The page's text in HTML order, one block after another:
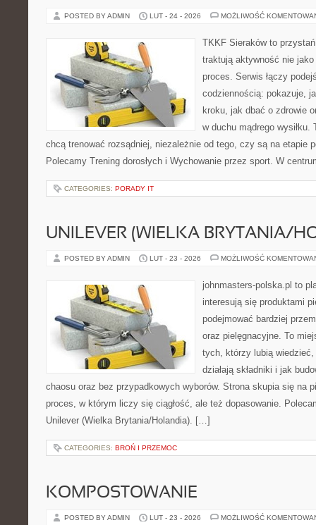
POSTED BY ADMIN LUT - 24 - 2026 MOŻLIWOŚĆ
TKKF Sieraków to
traktują aktywność nie
proces. Serwis łączy
codziennością: pokazuje,
kroku, jak dbać o zdrowie
w duchu mądrego
chcą trenować rozsądniej, niezależnie od tego, czy są na etapie
Polecamy Trening dorosłych i Wychowanie przez sport. W
CATEGORIES: PORADY IT
UNILEVER (WIELKA BRYTANIA/
POSTED BY ADMIN LUT - 23 - 2026 MOŻLIWOŚĆ
johnmasters-polska.pl to
interesują się produktami
podejmować bardziej
oraz pielęgnacyjne. To
tych, którzy lubią wiedzieć,
działają składniki i jak
chaosu oraz bez przypadkowych wyborów. Strona skupia się na
proces, w którym liczy się ciągłość, ale też dopasowanie.
Unilever (Wielka Brytania/Holandia). […]
CATEGORIES: BROŃ I PRZEMOC
KOMPOSTOWANIE
POSTED BY ADMIN LUT - 23 - 2026 MOŻLIWOŚĆ